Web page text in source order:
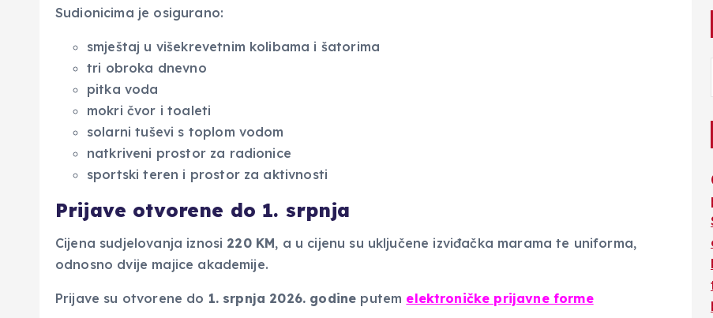
Sudionicima je osigurano:
smještaj u višekrevetnim kolibama i šatorima
tri obroka dnevno
pitka voda
mokri čvor i toaleti
solarni tuševi s toplom vodom
natkriveni prostor za radionice
sportski teren i prostor za aktivnosti
Prijave otvorene do 1. srpnja
Cijena sudjelovanja iznosi 220 KM, a u cijenu su uključene izviđačka marama te uniforma,
odnosno dvije majice akademije.
Prijave su otvorene do 1. srpnja 2026. godine putem elektroničke prijavne forme